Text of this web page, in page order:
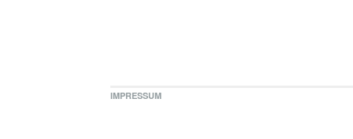
IMPRESSUM